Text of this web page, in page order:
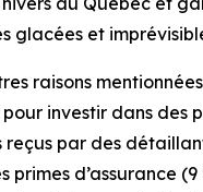
glacées et
raisons
investir dans des
reçus par des
primes d’assurance (9